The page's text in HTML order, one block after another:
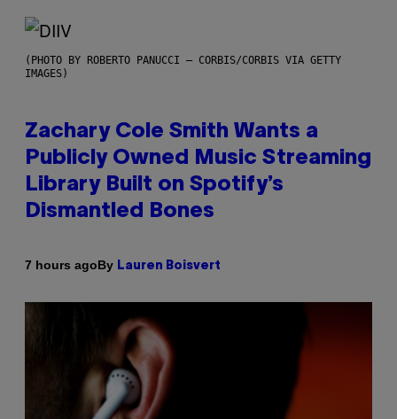
(PHOTO BY ROBERTO PANUCCI – CORBIS/CORBIS VIA GETTY
IMAGES)
Zachary Cole Smith Wants a
Publicly Owned Music Streaming
Library Built on Spotify’s
Dismantled Bones
7 hours agoBy Lauren Boisvert